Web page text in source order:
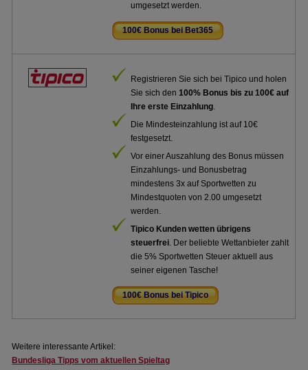
umgesetzt werden.
100€ Bonus bei Bet365
Registrieren Sie sich bei Tipico und holen
Sie sich den100% Bonus bis zu 100€ auf
Ihre erste Einzahlung.
Die Mindesteinzahlung ist auf 10€
festgesetzt.
Vor einer Auszahlung des Bonus müssen
Einzahlungs- und Bonusbetrag
mindestens 3x auf Sportwetten zu
Mindestquoten von 2.00 umgesetzt
werden.
Tipico Kunden wetten übrigens
steuerfrei. Der beliebte Wettanbieter zahlt
die 5% Sportwetten Steuer aktuell aus
seiner eigenen Tasche!
100€ Bonus bei Tipico
Weitere interessante Artikel:
Bundesliga Tipps vom aktuellen Spieltag